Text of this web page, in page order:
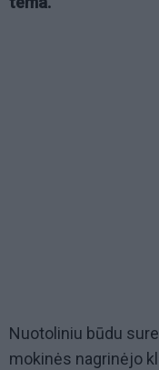
Nuotoliniu būdu
mokinės nagrinėjo